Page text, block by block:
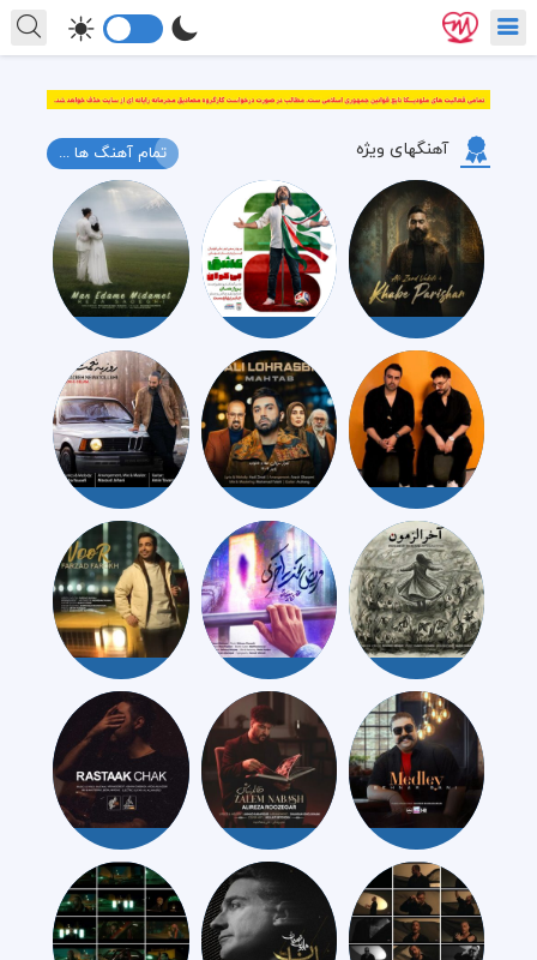
آهنگهای ویژه تمام آهنگ ها ...